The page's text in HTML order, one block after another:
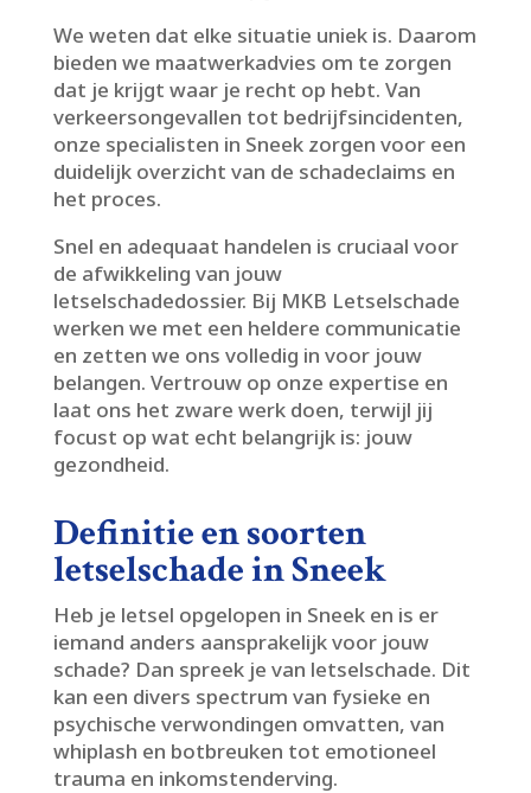
We weten dat elke situatie uniek is.​ Daarom
bieden we maatwerkadvies om te zorgen
dat je krijgt waar je recht op hebt.​ Van
verkeersongevallen tot bedrijfsincidenten,
onze specialisten in Sneek zorgen voor een
duidelijk overzicht van de schadeclaims en
het proces.​
Snel en adequaat handelen is cruciaal voor
de afwikkeling van jouw
letselschadedossier.​ Bij MKB Letselschade
werken we met een heldere communicatie
en zetten we ons volledig in voor jouw
belangen.​ Vertrouw op onze expertise en
laat ons het zware werk doen, terwijl jij
focust op wat echt belangrijk is: jouw
gezondheid.​
Definitie en soorten
letselschade in Sneek
Heb je letsel opgelopen in Sneek en is er
iemand anders aansprakelijk voor jouw
schade? Dan spreek je van letselschade.​ Dit
kan een divers spectrum van fysieke en
psychische verwondingen omvatten, van
whiplash en botbreuken tot emotioneel
trauma en inkomstenderving.​